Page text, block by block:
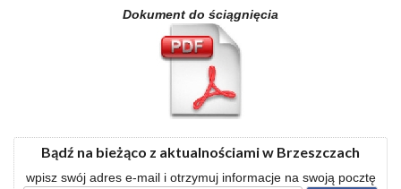
Dokument do ściągnięcia
Bądź na bieżąco z aktualnościami w Brzeszczach
wpisz swój adres e-mail i otrzymuj informacje na swoją pocztę